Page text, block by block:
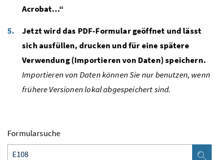
Acrobat…“
Jetzt wird das PDF-Formular geöffnet und lässt
sich ausfüllen, drucken und für eine spätere
Verwendung (Importieren von Daten) speichern.
Importieren von Daten können Sie nur benutzen, wenn
frühere Versionen lokal abgespeichert sind.
Formularsuche